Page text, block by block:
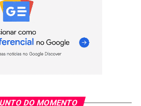
DO MOMENTO